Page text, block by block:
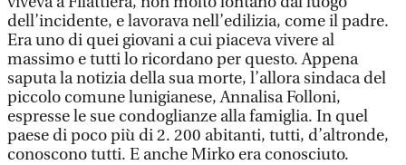
dell’incidente, e lavorava nell’edilizia, come il padre.
Era uno di quei giovani a cui piaceva vivere al
massimo e tutti lo ricordano per questo. Appena
saputa la notizia della sua morte, l’allora sindaca del
piccolo comune lunigianese, Annalisa Folloni,
espresse le sue condoglianze alla famiglia. In quel
paese di poco più di 2. 200 abitanti, tutti, d’altronde,
conoscono tutti. E anche Mirko era conosciuto.